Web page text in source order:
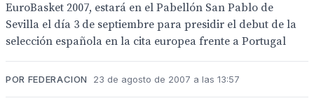
EuroBasket 2007, estará en el Pabellón San Pablo de
Sevilla el día 3 de septiembre para presidir el debut de la
selección española en la cita europea frente a Portugal
POR FEDERACION 23 de agosto de 2007 a las 13:57